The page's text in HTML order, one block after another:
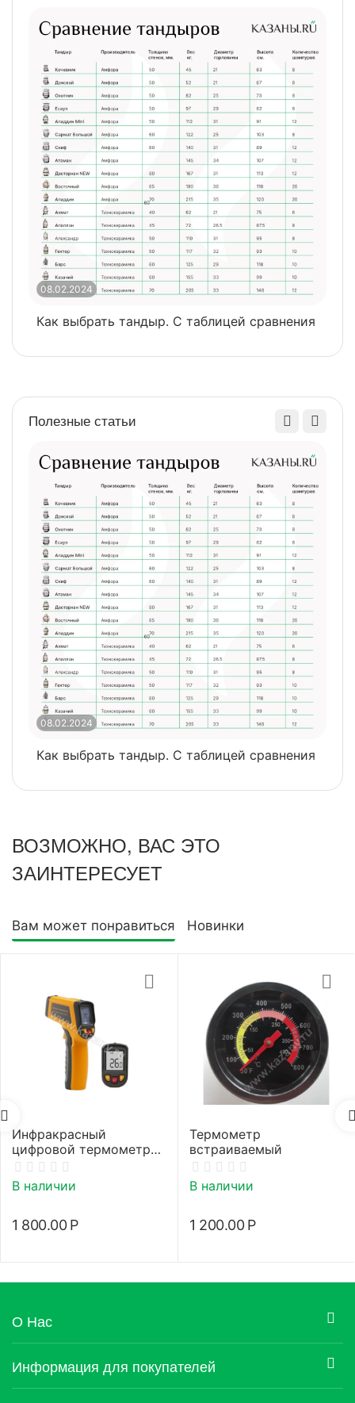
08.02.2024
Как выбрать тандыр. С таблицей сравнения
Полезные статьи
08.02.2024
Как выбрать тандыр. С таблицей сравнения
ВОЗМОЖНО, ВАС ЭТО
ЗАИНТЕРЕСУЕТ
Вам может понравиться Новинки
Инфракрасный
цифровой термометр
(пирометр)
В наличии
1 800.00 Р
Термометр
встраиваемый
В наличии
1 200.00 Р
О Нас
Информация для покупателей